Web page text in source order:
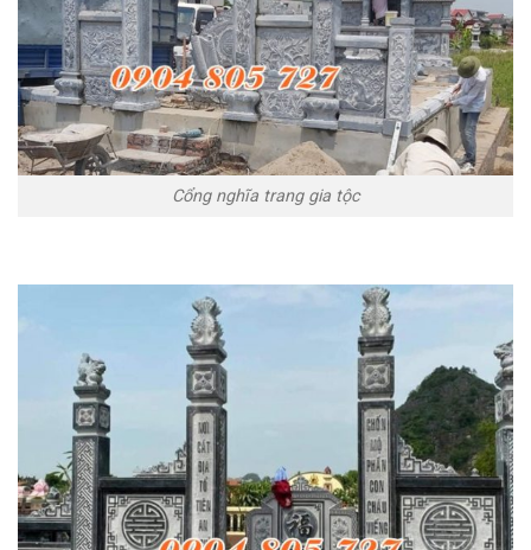
Cổng nghĩa trang gia tộc
Nếu bạn đang tìm kiếm siêu nhân bảnReplica Rolex, Super